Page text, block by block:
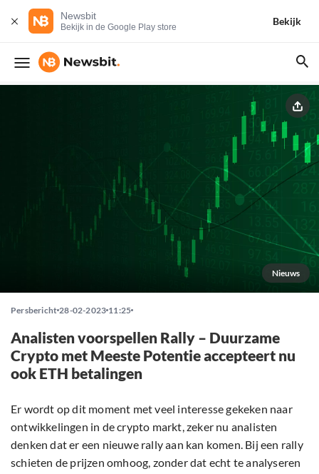
Newsbit
Bekijk in de Google Play store
Bekijk
Nieuws
Persbericht 28-02-2023 11:25
Analisten voorspellen Rally – Duurzame
Crypto met Meeste Potentie accepteert nu
ook ETH betalingen
Er wordt op dit moment met veel interesse gekeken naar
ontwikkelingen in de crypto markt, zeker nu analisten
denken dat er een nieuwe rally aan kan komen. Bij een rally
schieten de prijzen omhoog, zonder dat echt te analyseren